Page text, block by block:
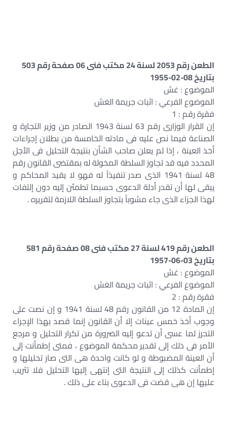
الطعن رقم 2053 لسنة 24 مكتب فنى 06 صفحة رقم 503
بتاريخ 08-02-1955
الموضوع : غش
الموضوع الفرعي : اثبات جريمة الغش
فقرة رقم : 1
إن القرار الوزارى رقم 63 لسنة 1943 الصادر من وزير التجارة و
الصناعة فيما نص عليه فى مادته الخامسة من بطلان إجراءات
أخذ العينة ، إذا لم يعلن صاحب الشأن بنتيجة التحليل فى الأجل
المحدد فيه قد تجاوز السلطة المخولة له بمقتضى القانون رقم
48 لسنة 1941 الذى صدر تنفيذاً له فهو لا يقيد المحاكم و
يبقى لها أن تقدر أدلة الدعوى حسبما تطمئن إليه دون إلتفات
لهذا الجزاء الذى جاء مشوباً بتجاوز السلطة اللازمة لتقريره .
الطعن رقم 419 لسنة 27 مكتب فنى 08 صفحة رقم 581
بتاريخ 03-06-1957
الموضوع : غش
الموضوع الفرعي : اثبات جريمة الغش
فقرة رقم : 2
إن المادة 12 من القانون رقم 48 لسنة 1941 و إن نصت على
وجوب أخذ خمس عينات إلا أن القانون إنما قصد بهذا الإجراء
التحرز لما عسى أن تدعو إليه الضرورة من تكرار التحليل و مرجع
الأمر فى ذلك إلى تقدير محكمة الموضوع ، فمتى إطمأنت إلى
أن العينة المضبوطة و لو كانت واحدة هى التى صار تحليلها و
إطمأنت كذلك إلى النتيجة التى إنتهى إليها التحليل فلا تثريب
عليها إن هى قضت فى الدعوى بناء على ذلك .